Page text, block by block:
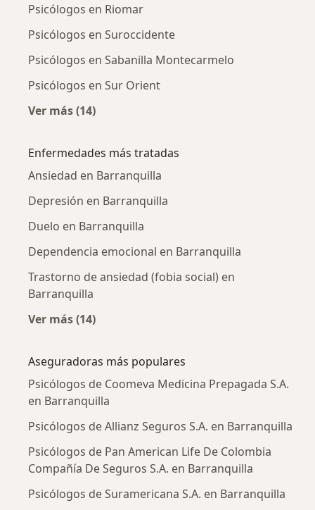
Psicólogos en Riomar
Psicólogos en Suroccidente
Psicólogos en Sabanilla Montecarmelo
Psicólogos en Sur Orient
Ver más (14)
Enfermedades más tratadas
Ansiedad en Barranquilla
Depresión en Barranquilla
Duelo en Barranquilla
Dependencia emocional en Barranquilla
Trastorno de ansiedad (fobia social) en
Barranquilla
Ver más (14)
Aseguradoras más populares
Psicólogos de Coomeva Medicina Prepagada S.A.
en Barranquilla
Psicólogos de Allianz Seguros S.A. en Barranquilla
Psicólogos de Pan American Life De Colombia
Compañía De Seguros S.A. en Barranquilla
Psicólogos de Suramericana S.A. en Barranquilla